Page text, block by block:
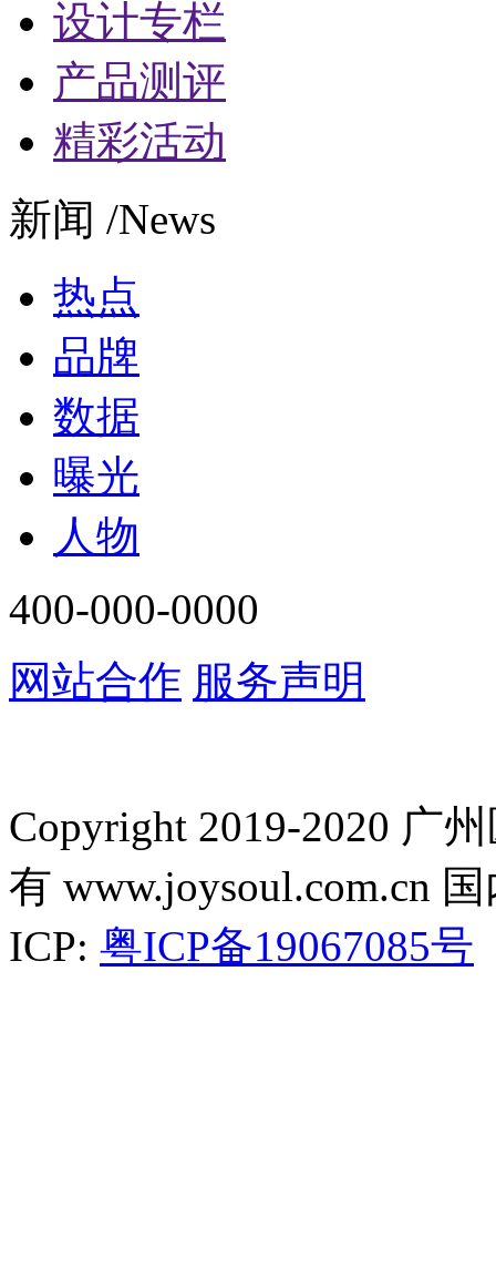
设计专栏
产品测评
精彩活动
新闻 /News
热点
品牌
数据
曝光
人物
400-000-0000
网站合作 服务声明
Copyright 2019-2020 广
有 www.joysoul.com.cn
ICP: 粤ICP备19067085号